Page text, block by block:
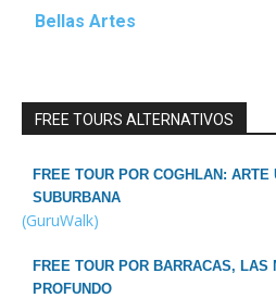
Bellas Artes
FREE TOURS ALTERNATIVOS
FREE TOUR POR COGHLAN: ARTE
SUBURBANA
(GuruWalk)
FREE TOUR POR BARRACAS, LAS
PROFUNDO